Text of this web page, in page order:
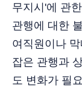
무지시'에 관
관행에 대한
여직원이나
잡은 관행과
도 변화가 필